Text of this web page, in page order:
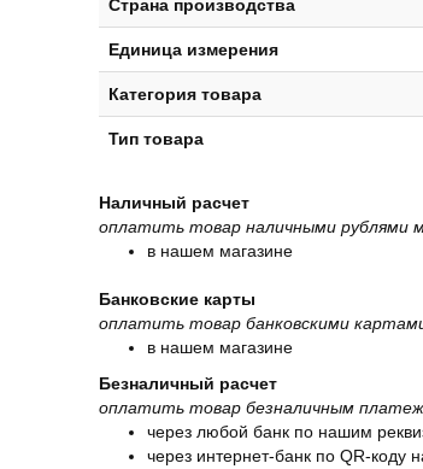
Страна производства
Единица измерения
Категория товара
Тип товара
Наличный расчет
оплатить товар наличными рублями
в нашем магазине
Банковские карты
оплатить товар банковскими
в нашем магазине
Безналичный расчет
оплатить товар безналичным
через любой банк по нашим
через интернет-банк по QR-коду